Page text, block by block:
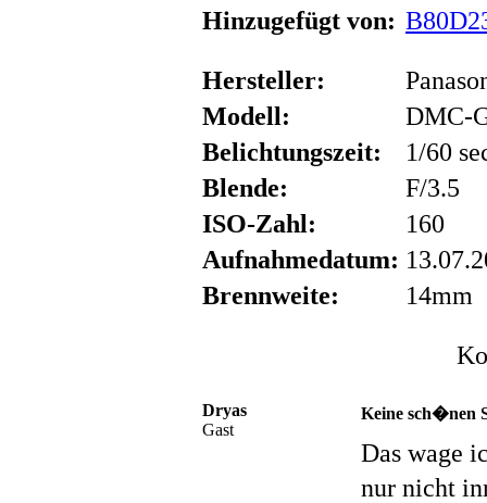
Hinzugefügt von:
Hersteller:
Modell:
DMC-
Belichtungszeit:
1/60
Blende:
F/3.5
ISO-Zahl:
160
Aufnahmedatum:
Brennweite:
14mm
Dryas
Gast
Keine sch�nen
Das wage
nur nicht